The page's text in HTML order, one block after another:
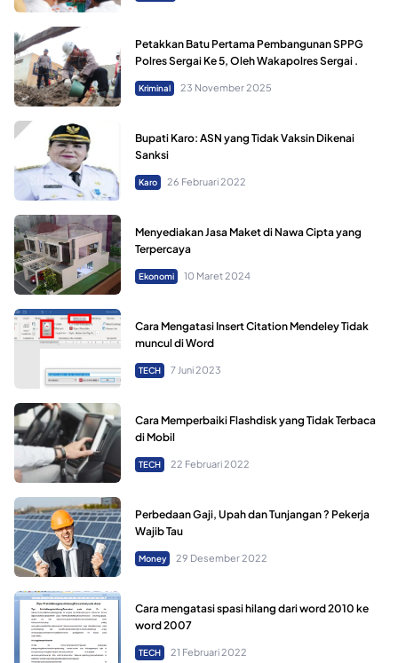
Petakkan Batu Pertama Pembangunan SPPG
Polres Sergai Ke 5, Oleh Wakapolres Sergai .
Kriminal 23 November 2025
Bupati Karo: ASN yang Tidak Vaksin Dikenai
Sanksi
Karo 26 Februari 2022
Menyediakan Jasa Maket di Nawa Cipta yang
Terpercaya
Ekonomi 10 Maret 2024
Cara Mengatasi Insert Citation Mendeley Tidak
muncul di Word
TECH 7 Juni 2023
Cara Memperbaiki Flashdisk yang Tidak Terbaca
di Mobil
TECH 22 Februari 2022
Perbedaan Gaji, Upah dan Tunjangan ? Pekerja
Wajib Tau
Money 29 Desember 2022
Cara mengatasi spasi hilang dari word 2010 ke
word 2007
TECH 21 Februari 2022